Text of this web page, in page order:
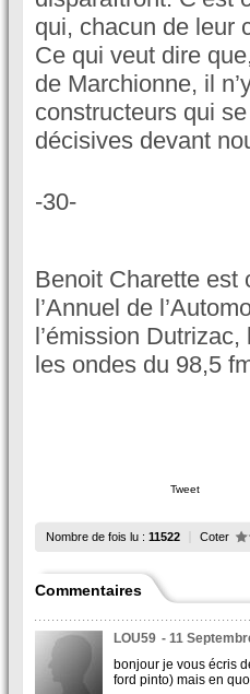
qui, chacun de leur
Ce qui veut dire
de Marchionne, il
constructeurs qui
décisives devant
-30-
Benoit Charette est
l’Annuel de
l’émission
les ondes du 98,5
Tweet
Nombre de fois lu : 11522 Coter
Commentaires
LOU59 - 11
bonjour je vous écris
ford pinto) mais en